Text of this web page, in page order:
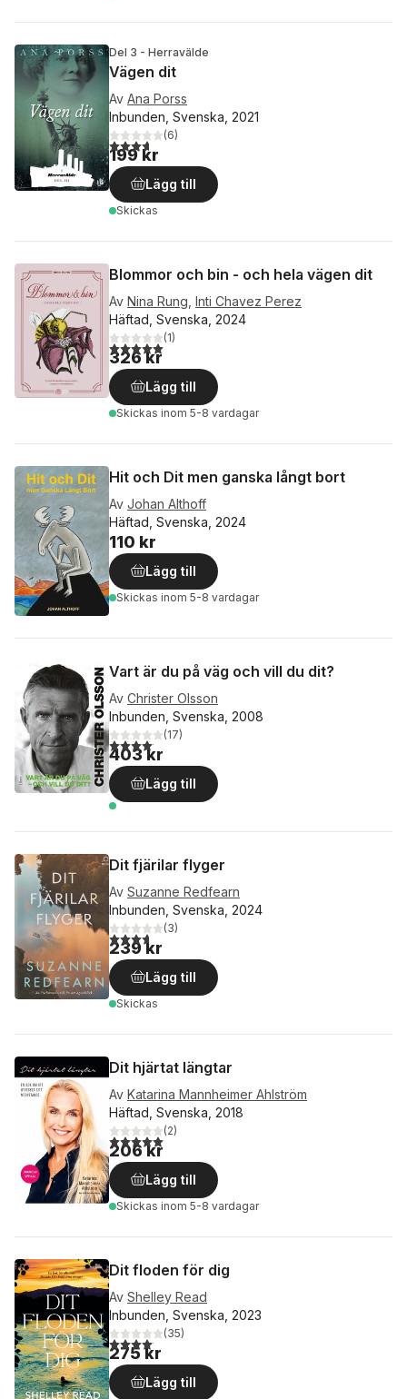
Del 3 - Herravälde
Vägen dit
Av Ana Porss
Inbunden, Svenska, 2021
3,7utav 5 stjärnor. Totalt antal röster:
(6)
199 kr
Lägg till
Skickas
Blommor och bin - och hela vägen dit
Av Nina Rung Inti Chavez Perez
Häftad, Svenska, 2024
5,0utav 5 stjärnor. Totalt antal röster:
(1)
326 kr
Lägg till
Skickas inom 5-8 vardagar
Hit och Dit men ganska långt bort
Av Johan Althoff
Häftad, Svenska, 2024
110 kr
Lägg till
Skickas inom 5-8 vardagar
Vart är du på väg och vill du dit?
Av Christer Olsson
Inbunden, Svenska, 2008
4,1utav 5 stjärnor. Totalt antal röster:
(17)
403 kr
Lägg till
Dit fjärilar flyger
Av Suzanne Redfearn
Inbunden, Svenska, 2024
3,7utav 5 stjärnor. Totalt antal röster:
(3)
239 kr
Lägg till
Skickas
Dit hjärtat längtar
Av Katarina Mannheimer Ahlström
Häftad, Svenska, 2018
5,0utav 5 stjärnor. Totalt antal röster:
(2)
206 kr
Lägg till
Skickas inom 5-8 vardagar
Dit floden för dig
Av Shelley Read
Inbunden, Svenska, 2023
4,1utav 5 stjärnor. Totalt antal röster:
(35)
275 kr
Lägg till